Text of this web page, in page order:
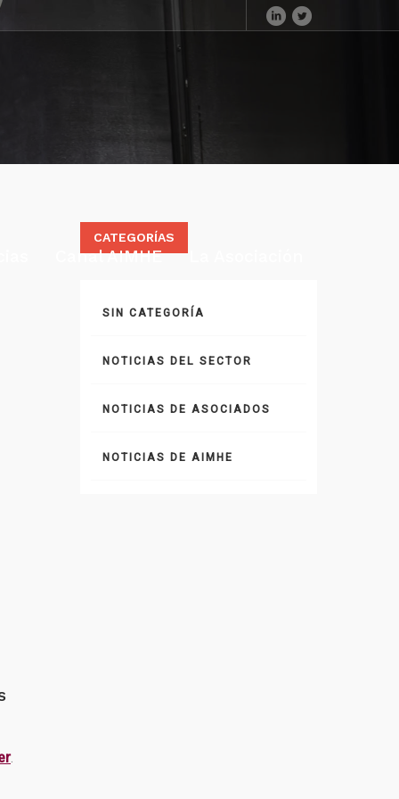
Canal AIMHE
.
CATEGORÍAS
SIN CATEGORÍA
NOTICIAS DEL SECTOR
NOTICIAS DE ASOCIADOS
NOTICIAS DE AIMHE